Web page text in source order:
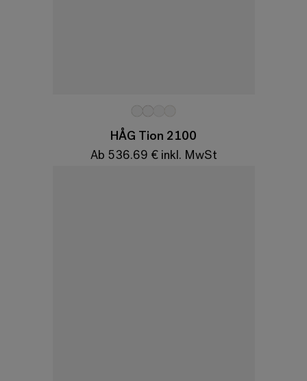
HÅG Tion 2100
Ab 536.69 € inkl. MwSt